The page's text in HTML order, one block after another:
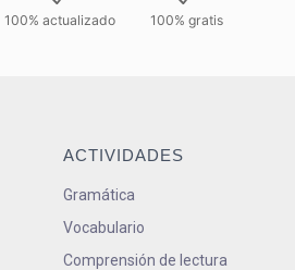
100% actualizado 100% gratis
ACTIVIDADES
Gramática
Vocabulario
Comprensión de lectura